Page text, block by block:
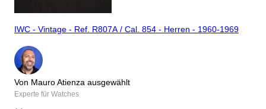
IWC - Vintage - Ref. R807A / Cal. 854 - Herren - 1960-1969
Von Mauro Atienza ausgewählt
Experte für Watches